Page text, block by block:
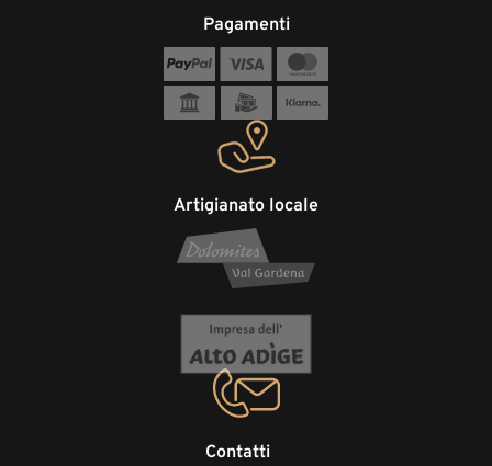
Contatti
Artigianato locale
Pagamenti